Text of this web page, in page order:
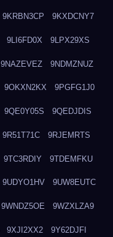
9KRBN3CP 9KXDCNY7
9LI6FD0X 9LPX29XS
9NAZEVEZ 9NDMZNUZ
9OKXN2KX 9PGFG1J0
9QE0Y05S 9QEDJDIS
9R51T71C 9RJEMRTS
9TC3RDIY 9TDEMFKU
9UDYO1HV 9UW8EUTC
9WNDZ5OE 9WZXLZA9
9XJI2XX2 9Y62DJFI